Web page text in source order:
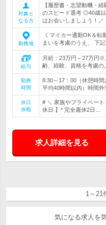
対象と
なる方
【履歴書・志望動機・
のスピード選考 ◎40歳
はお会いしましょう！／
勤務地
《 マイカー通勤OK＆
まいを考慮のうえ、 下
給与
月給：23万円～27万円
齢、経験、資格を考慮
勤務
時間
8:30～17：00（休憩時
平均40時間以内）時間外
休日
休暇
# ＼ 家族やプライベー
休日 】* 完全週休2日…
求人詳細を見る
1～21
気になる求人を